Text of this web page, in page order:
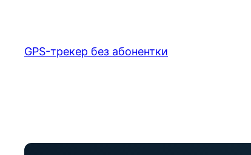
содержимому
GPS-трекер без абонентки